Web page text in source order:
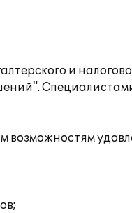
и